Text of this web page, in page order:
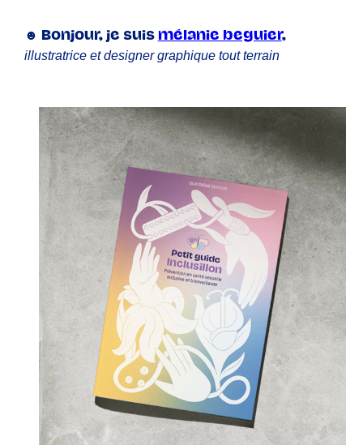
☻ Bonjour, je suis mélanie beguier,
illustratrice et designer graphique tout terrain